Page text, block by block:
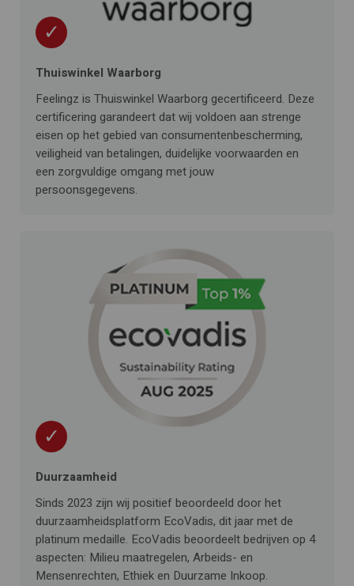
✓
Thuiswinkel Waarborg
Feelingz is Thuiswinkel Waarborg gecertificeerd. Deze
certificering garandeert dat wij voldoen aan strenge
eisen op het gebied van consumentenbescherming,
veiligheid van betalingen, duidelijke voorwaarden en
een zorgvuldige omgang met jouw
persoonsgegevens.
✓
Duurzaamheid
Sinds 2023 zijn wij positief beoordeeld door het
duurzaamheidsplatform EcoVadis, dit jaar met de
platinum medaille. EcoVadis beoordeelt bedrijven op 4
aspecten: Milieu maatregelen, Arbeids- en
Mensenrechten, Ethiek en Duurzame Inkoop.